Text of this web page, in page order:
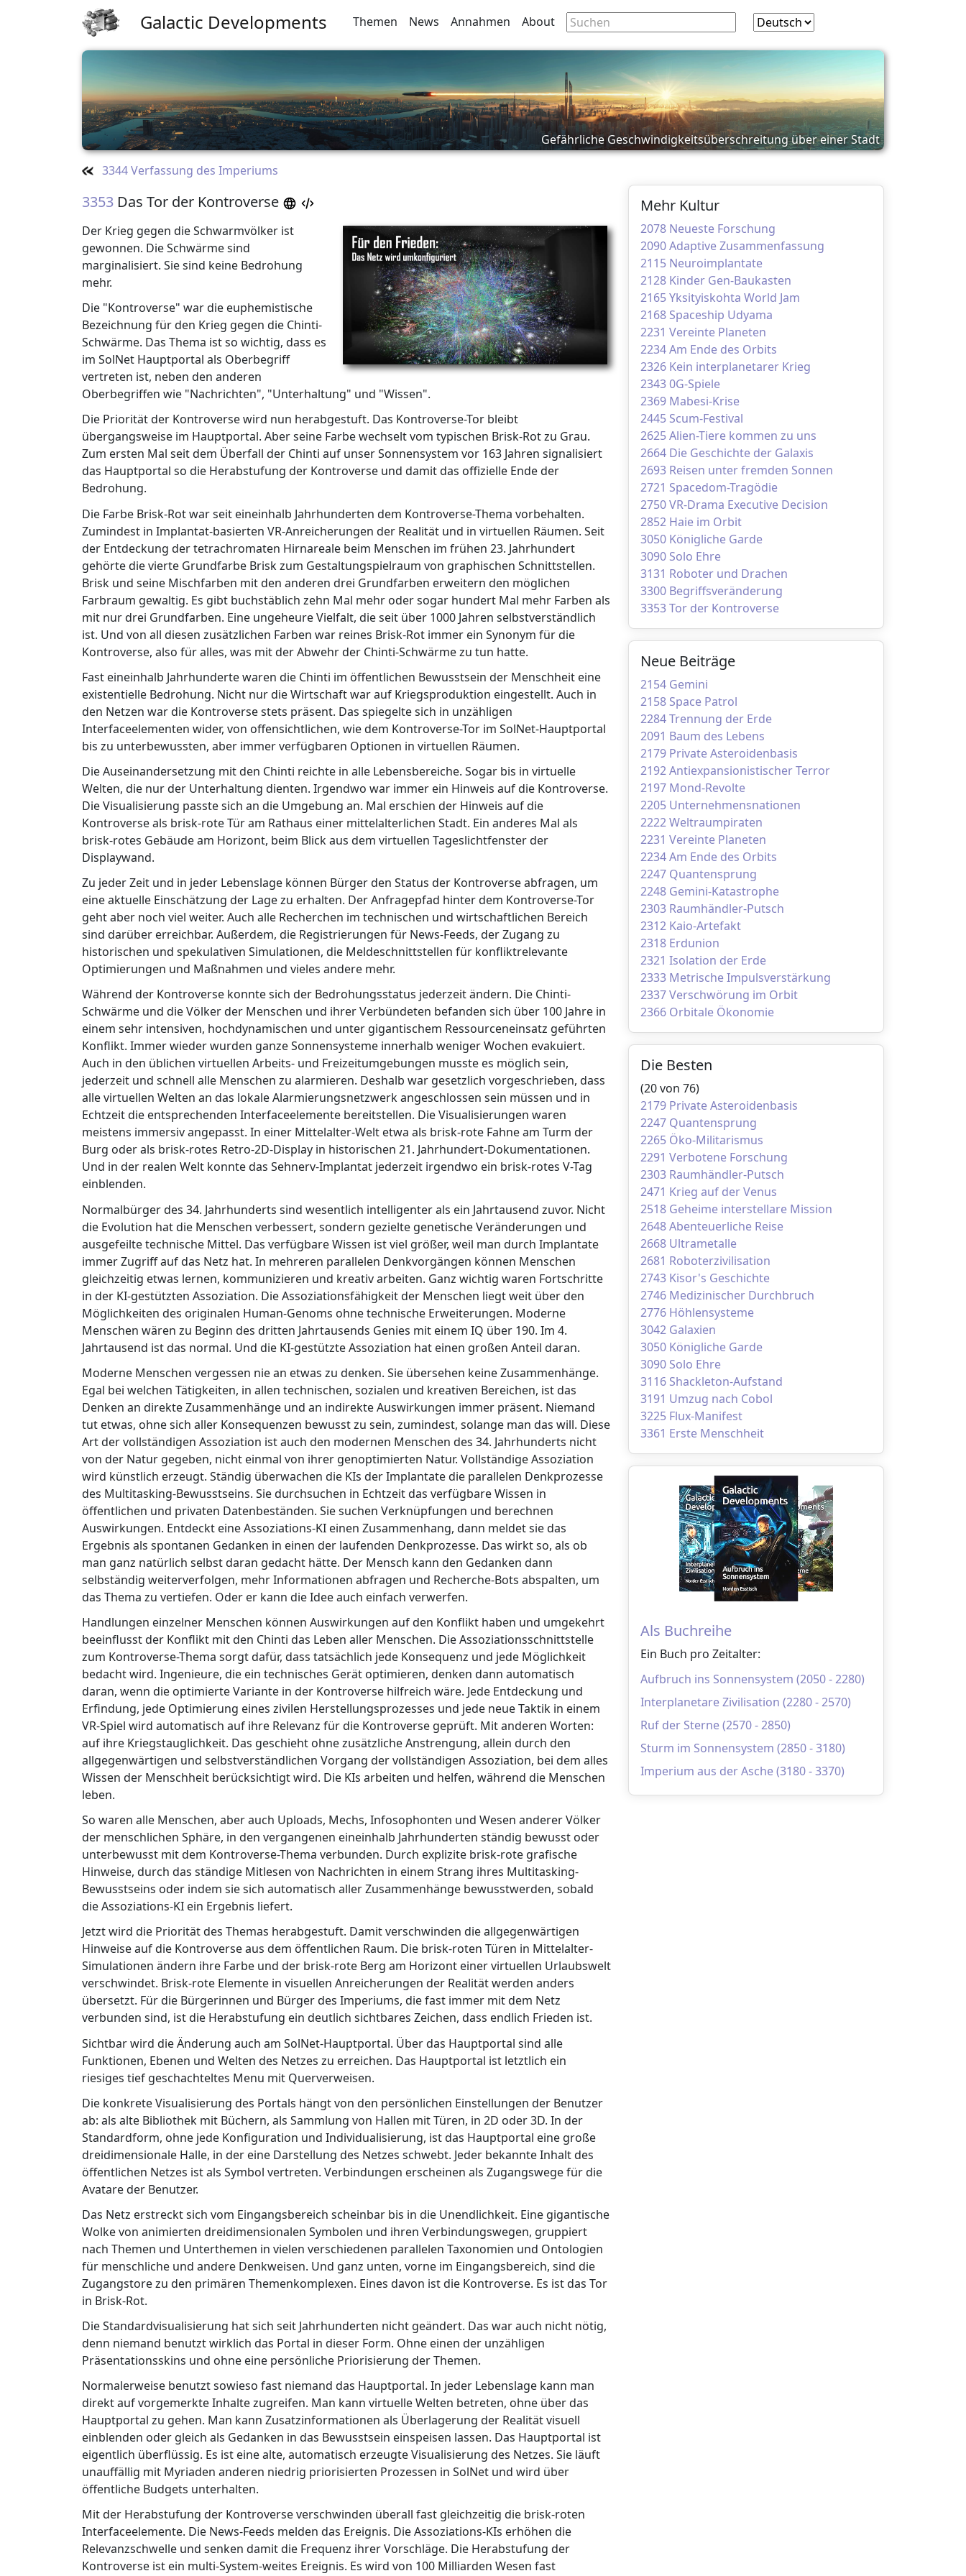
Galactic Developments Themen News Annahmen About
Gefährliche Geschwindigkeitsüberschreitung über einer Stadt
3344 Verfassung des Imperiums
3353 Das Tor der Kontroverse
Der Krieg gegen die Schwarmvölker ist
gewonnen. Die Schwärme sind
marginalisiert. Sie sind keine Bedrohung
mehr.
Die "Kontroverse" war die euphemistische
Bezeichnung für den Krieg gegen die Chinti-
Schwärme. Das Thema ist so wichtig, dass es
im SolNet Hauptportal als Oberbegriff
vertreten ist, neben den anderen
Oberbegriffen wie "Nachrichten", "Unterhaltung" und "Wissen".
Die Priorität der Kontroverse wird nun herabgestuft. Das Kontroverse-Tor bleibt
übergangsweise im Hauptportal. Aber seine Farbe wechselt vom typischen Brisk-Rot zu Grau.
Zum ersten Mal seit dem Überfall der Chinti auf unser Sonnensystem vor 163 Jahren signalisiert
das Hauptportal so die Herabstufung der Kontroverse und damit das offizielle Ende der
Bedrohung.
Die Farbe Brisk-Rot war seit eineinhalb Jahrhunderten dem Kontroverse-Thema vorbehalten.
Zumindest in Implantat-basierten VR-Anreicherungen der Realität und in virtuellen Räumen. Seit
der Entdeckung der tetrachromaten Hirnareale beim Menschen im frühen 23. Jahrhundert
gehörte die vierte Grundfarbe Brisk zum Gestaltungspielraum von graphischen Schnittstellen.
Brisk und seine Mischfarben mit den anderen drei Grundfarben erweitern den möglichen
Farbraum gewaltig. Es gibt buchstäblich zehn Mal mehr oder sogar hundert Mal mehr Farben als
mit nur drei Grundfarben. Eine ungeheure Vielfalt, die seit über 1000 Jahren selbstverständlich
ist. Und von all diesen zusätzlichen Farben war reines Brisk-Rot immer ein Synonym für die
Kontroverse, also für alles, was mit der Abwehr der Chinti-Schwärme zu tun hatte.
Fast eineinhalb Jahrhunderte waren die Chinti im öffentlichen Bewusstsein der Menschheit eine
existentielle Bedrohung. Nicht nur die Wirtschaft war auf Kriegsproduktion eingestellt. Auch in
den Netzen war die Kontroverse stets präsent. Das spiegelte sich in unzähligen
Interfaceelementen wider, von offensichtlichen, wie dem Kontroverse-Tor im SolNet-Hauptportal
bis zu unterbewussten, aber immer verfügbaren Optionen in virtuellen Räumen.
Die Auseinandersetzung mit den Chinti reichte in alle Lebensbereiche. Sogar bis in virtuelle
Welten, die nur der Unterhaltung dienten. Irgendwo war immer ein Hinweis auf die Kontroverse.
Die Visualisierung passte sich an die Umgebung an. Mal erschien der Hinweis auf die
Kontroverse als brisk-rote Tür am Rathaus einer mittelalterlichen Stadt. Ein anderes Mal als
brisk-rotes Gebäude am Horizont, beim Blick aus dem virtuellen Tageslichtfenster der
Displaywand.
Zu jeder Zeit und in jeder Lebenslage können Bürger den Status der Kontroverse abfragen, um
eine aktuelle Einschätzung der Lage zu erhalten. Der Anfragepfad hinter dem Kontroverse-Tor
geht aber noch viel weiter. Auch alle Recherchen im technischen und wirtschaftlichen Bereich
sind darüber erreichbar. Außerdem, die Registrierungen für News-Feeds, der Zugang zu
historischen und spekulativen Simulationen, die Meldeschnittstellen für konfliktrelevante
Optimierungen und Maßnahmen und vieles andere mehr.
Während der Kontroverse konnte sich der Bedrohungsstatus jederzeit ändern. Die Chinti-
Schwärme und die Völker der Menschen und ihrer Verbündeten befanden sich über 100 Jahre in
einem sehr intensiven, hochdynamischen und unter gigantischem Ressourceneinsatz geführten
Konflikt. Immer wieder wurden ganze Sonnensysteme innerhalb weniger Wochen evakuiert.
Auch in den üblichen virtuellen Arbeits- und Freizeitumgebungen musste es möglich sein,
jederzeit und schnell alle Menschen zu alarmieren. Deshalb war gesetzlich vorgeschrieben, dass
alle virtuellen Welten an das lokale Alarmierungsnetzwerk angeschlossen sein müssen und in
Echtzeit die entsprechenden Interfaceelemente bereitstellen. Die Visualisierungen waren
meistens immersiv angepasst. In einer Mittelalter-Welt etwa als brisk-rote Fahne am Turm der
Burg oder als brisk-rotes Retro-2D-Display in historischen 21. Jahrhundert-Dokumentationen.
Und in der realen Welt konnte das Sehnerv-Implantat jederzeit irgendwo ein brisk-rotes V-Tag
einblenden.
Normalbürger des 34. Jahrhunderts sind wesentlich intelligenter als ein Jahrtausend zuvor. Nicht
die Evolution hat die Menschen verbessert, sondern gezielte genetische Veränderungen und
ausgefeilte technische Mittel. Das verfügbare Wissen ist viel größer, weil man durch Implantate
immer Zugriff auf das Netz hat. In mehreren parallelen Denkvorgängen können Menschen
gleichzeitig etwas lernen, kommunizieren und kreativ arbeiten. Ganz wichtig waren Fortschritte
in der KI-gestützten Assoziation. Die Assoziationsfähigkeit der Menschen liegt weit über den
Möglichkeiten des originalen Human-Genoms ohne technische Erweiterungen. Moderne
Menschen wären zu Beginn des dritten Jahrtausends Genies mit einem IQ über 190. Im 4.
Jahrtausend ist das normal. Und die KI-gestützte Assoziation hat einen großen Anteil daran.
Moderne Menschen vergessen nie an etwas zu denken. Sie übersehen keine Zusammenhänge.
Egal bei welchen Tätigkeiten, in allen technischen, sozialen und kreativen Bereichen, ist das
Denken an direkte Zusammenhänge und an indirekte Auswirkungen immer präsent. Niemand
tut etwas, ohne sich aller Konsequenzen bewusst zu sein, zumindest, solange man das will. Diese
Art der vollständigen Assoziation ist auch den modernen Menschen des 34. Jahrhunderts nicht
von der Natur gegeben, nicht einmal von ihrer genoptimierten Natur. Vollständige Assoziation
wird künstlich erzeugt. Ständig überwachen die KIs der Implantate die parallelen Denkprozesse
des Multitasking-Bewusstseins. Sie durchsuchen in Echtzeit das verfügbare Wissen in
öffentlichen und privaten Datenbeständen. Sie suchen Verknüpfungen und berechnen
Auswirkungen. Entdeckt eine Assoziations-KI einen Zusammenhang, dann meldet sie das
Ergebnis als spontanen Gedanken in einen der laufenden Denkprozesse. Das wirkt so, als ob
man ganz natürlich selbst daran gedacht hätte. Der Mensch kann den Gedanken dann
selbständig weiterverfolgen, mehr Informationen abfragen und Recherche-Bots abspalten, um
das Thema zu vertiefen. Oder er kann die Idee auch einfach verwerfen.
Handlungen einzelner Menschen können Auswirkungen auf den Konflikt haben und umgekehrt
beeinflusst der Konflikt mit den Chinti das Leben aller Menschen. Die Assoziationsschnittstelle
zum Kontroverse-Thema sorgt dafür, dass tatsächlich jede Konsequenz und jede Möglichkeit
bedacht wird. Ingenieure, die ein technisches Gerät optimieren, denken dann automatisch
daran, wenn die optimierte Variante in der Kontroverse hilfreich wäre. Jede Entdeckung und
Erfindung, jede Optimierung eines zivilen Herstellungsprozesses und jede neue Taktik in einem
VR-Spiel wird automatisch auf ihre Relevanz für die Kontroverse geprüft. Mit anderen Worten:
auf ihre Kriegstauglichkeit. Das geschieht ohne zusätzliche Anstrengung, allein durch den
allgegenwärtigen und selbstverständlichen Vorgang der vollständigen Assoziation, bei dem alles
Wissen der Menschheit berücksichtigt wird. Die KIs arbeiten und helfen, während die Menschen
leben.
So waren alle Menschen, aber auch Uploads, Mechs, Infosophonten und Wesen anderer Völker
der menschlichen Sphäre, in den vergangenen eineinhalb Jahrhunderten ständig bewusst oder
unterbewusst mit dem Kontroverse-Thema verbunden. Durch explizite brisk-rote grafische
Hinweise, durch das ständige Mitlesen von Nachrichten in einem Strang ihres Multitasking-
Bewusstseins oder indem sie sich automatisch aller Zusammenhänge bewusstwerden, sobald
die Assoziations-KI ein Ergebnis liefert.
Jetzt wird die Priorität des Themas herabgestuft. Damit verschwinden die allgegenwärtigen
Hinweise auf die Kontroverse aus dem öffentlichen Raum. Die brisk-roten Türen in Mittelalter-
Simulationen ändern ihre Farbe und der brisk-rote Berg am Horizont einer virtuellen Urlaubswelt
verschwindet. Brisk-rote Elemente in visuellen Anreicherungen der Realität werden anders
übersetzt. Für die Bürgerinnen und Bürger des Imperiums, die fast immer mit dem Netz
verbunden sind, ist die Herabstufung ein deutlich sichtbares Zeichen, dass endlich Frieden ist.
Sichtbar wird die Änderung auch am SolNet-Hauptportal. Über das Hauptportal sind alle
Funktionen, Ebenen und Welten des Netzes zu erreichen. Das Hauptportal ist letztlich ein
riesiges tief geschachteltes Menu mit Querverweisen.
Die konkrete Visualisierung des Portals hängt von den persönlichen Einstellungen der Benutzer
ab: als alte Bibliothek mit Büchern, als Sammlung von Hallen mit Türen, in 2D oder 3D. In der
Standardform, ohne jede Konfiguration und Individualisierung, ist das Hauptportal eine große
dreidimensionale Halle, in der eine Darstellung des Netzes schwebt. Jeder bekannte Inhalt des
öffentlichen Netzes ist als Symbol vertreten. Verbindungen erscheinen als Zugangswege für die
Avatare der Benutzer.
Das Netz erstreckt sich vom Eingangsbereich scheinbar bis in die Unendlichkeit. Eine gigantische
Wolke von animierten dreidimensionalen Symbolen und ihren Verbindungswegen, gruppiert
nach Themen und Unterthemen in vielen verschiedenen parallelen Taxonomien und Ontologien
für menschliche und andere Denkweisen. Und ganz unten, vorne im Eingangsbereich, sind die
Zugangstore zu den primären Themenkomplexen. Eines davon ist die Kontroverse. Es ist das Tor
in Brisk-Rot.
Die Standardvisualisierung hat sich seit Jahrhunderten nicht geändert. Das war auch nicht nötig,
denn niemand benutzt wirklich das Portal in dieser Form. Ohne einen der unzähligen
Präsentationsskins und ohne eine persönliche Priorisierung der Themen.
Normalerweise benutzt sowieso fast niemand das Hauptportal. In jeder Lebenslage kann man
direkt auf vorgemerkte Inhalte zugreifen. Man kann virtuelle Welten betreten, ohne über das
Hauptportal zu gehen. Man kann Zusatzinformationen als Überlagerung der Realität visuell
einblenden oder gleich als Gedanken in das Bewusstsein einspeisen lassen. Das Hauptportal ist
eigentlich überflüssig. Es ist eine alte, automatisch erzeugte Visualisierung des Netzes. Sie läuft
unauffällig mit Myriaden anderen niedrig priorisierten Prozessen in SolNet und wird über
öffentliche Budgets unterhalten.
Mit der Herabstufung der Kontroverse verschwinden überall fast gleichzeitig die brisk-roten
Interfaceelemente. Die News-Feeds melden das Ereignis. Die Assoziations-KIs erhöhen die
Relevanzschwelle und senken damit die Frequenz ihrer Vorschläge. Die Herabstufung der
Kontroverse ist ein multi-System-weites Ereignis. Es wird von 100 Milliarden Wesen fast
Mehr Kultur
2078 Neueste Forschung
2090 Adaptive Zusammenfassung
2115 Neuroimplantate
2128 Kinder Gen-Baukasten
2165 Yksityiskohta World Jam
2168 Spaceship Udyama
2231 Vereinte Planeten
2234 Am Ende des Orbits
2326 Kein interplanetarer Krieg
2343 0G-Spiele
2369 Mabesi-Krise
2445 Scum-Festival
2625 Alien-Tiere kommen zu uns
2664 Die Geschichte der Galaxis
2693 Reisen unter fremden Sonnen
2721 Spacedom-Tragödie
2750 VR-Drama Executive Decision
2852 Haie im Orbit
3050 Königliche Garde
3090 Solo Ehre
3131 Roboter und Drachen
3300 Begriffsveränderung
3353 Tor der Kontroverse
Neue Beiträge
2154 Gemini
2158 Space Patrol
2284 Trennung der Erde
2091 Baum des Lebens
2179 Private Asteroidenbasis
2192 Antiexpansionistischer Terror
2197 Mond-Revolte
2205 Unternehmensnationen
2222 Weltraumpiraten
2231 Vereinte Planeten
2234 Am Ende des Orbits
2247 Quantensprung
2248 Gemini-Katastrophe
2303 Raumhändler-Putsch
2312 Kaio-Artefakt
2318 Erdunion
2321 Isolation der Erde
2333 Metrische Impulsverstärkung
2337 Verschwörung im Orbit
2366 Orbitale Ökonomie
Die Besten
(20 von 76)
2179 Private Asteroidenbasis
2247 Quantensprung
2265 Öko-Militarismus
2291 Verbotene Forschung
2303 Raumhändler-Putsch
2471 Krieg auf der Venus
2518 Geheime interstellare Mission
2648 Abenteuerliche Reise
2668 Ultrametalle
2681 Roboterzivilisation
2743 Kisor's Geschichte
2746 Medizinischer Durchbruch
2776 Höhlensysteme
3042 Galaxien
3050 Königliche Garde
3090 Solo Ehre
3116 Shackleton-Aufstand
3191 Umzug nach Cobol
3225 Flux-Manifest
3361 Erste Menschheit
Als Buchreihe
Ein Buch pro Zeitalter:
Aufbruch ins Sonnensystem (2050 - 2280)
Interplanetare Zivilisation (2280 - 2570)
Ruf der Sterne (2570 - 2850)
Sturm im Sonnensystem (2850 - 3180)
Imperium aus der Asche (3180 - 3370)